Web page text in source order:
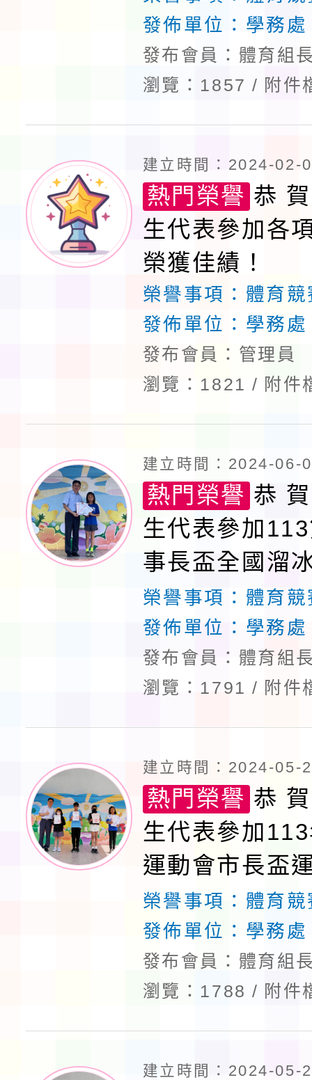
發佈單位： 學務處
發布會員：體育組
瀏覽：1857
附件
建立時間：2024-02-
熱門榮譽 恭
生代表參加各
榮獲佳績！
榮譽事項： 體育競
發佈單位： 學務處
發布會員：管理員
瀏覽：1821
附件
建立時間：2024-06-
熱門榮譽 恭
生代表參加
事長盃全國溜
獲佳績
榮譽事項： 體育競
發佈單位： 學務處
發布會員：體育組
瀏覽：1791
附件
建立時間：2024-05-
熱門榮譽 恭
生代表參加
運動會市長盃
標賽榮獲佳績
榮譽事項： 體育競
發佈單位： 學務處
發布會員：體育組
瀏覽：1788
附件
建立時間：2024-05-